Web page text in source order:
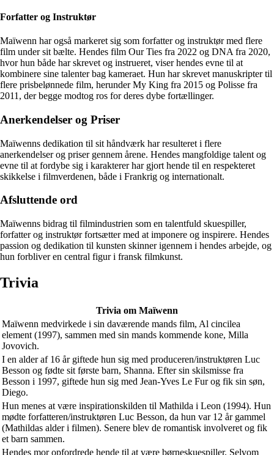
Forfatter og Instruktør
Maïwenn har også markeret sig som forfatter og instruktør med flere
film under sit bælte. Hendes film Our Ties fra 2022 og DNA fra 2020,
hvor hun både har skrevet og instrueret, viser hendes evne til at
kombinere sine talenter bag kameraet. Hun har skrevet manuskripter til
flere prisbelønnede film, herunder My King fra 2015 og Polisse fra
2011, der begge modtog ros for deres dybe fortællinger.
Anerkendelser og Priser
Maïwenns dedikation til sit håndværk har resulteret i flere
anerkendelser og priser gennem årene. Hendes mangfoldige talent og
evne til at fordybe sig i karakterer har gjort hende til en respekteret
skikkelse i filmverdenen, både i Frankrig og internationalt.
Afsluttende ord
Maïwenns bidrag til filmindustrien som en talentfuld skuespiller,
forfatter og instruktør fortsætter med at imponere og inspirere. Hendes
passion og dedikation til kunsten skinner igennem i hendes arbejde, og
hun forbliver en central figur i fransk filmkunst.
Trivia
Trivia om Maïwenn
Maïwenn medvirkede i sin daværende mands film, Al cincilea
element (1997), sammen med sin mands kommende kone, Milla
Jovovich.
I en alder af 16 år giftede hun sig med produceren/instruktøren Luc
Besson og fødte sit første barn, Shanna. Efter sin skilsmisse fra
Besson i 1997, giftede hun sig med Jean-Yves Le Fur og fik sin søn,
Diego.
Hun menes at være inspirationskilden til Mathilda i Leon (1994). Hun
mødte forfatteren/instruktøren Luc Besson, da hun var 12 år gammel
(Mathildas alder i filmen). Senere blev de romantisk involveret og fik
et barn sammen.
Hendes mor opfordrede hende til at være børneskuespiller. Selvom